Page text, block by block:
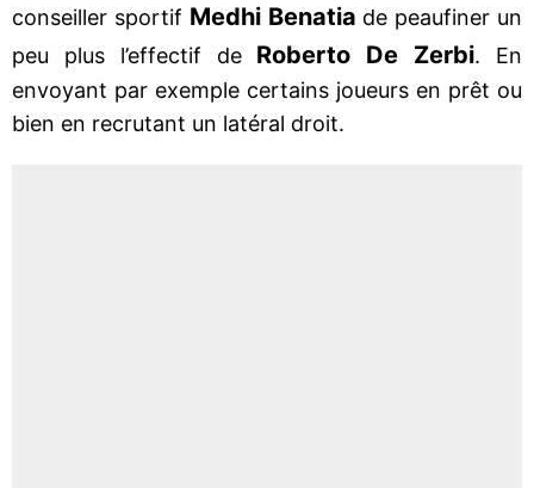
conseiller sportif Medhi Benatia de peaufiner un
peu plus l’effectif de Roberto De Zerbi. En
envoyant par exemple certains joueurs en prêt ou
bien en recrutant un latéral droit.